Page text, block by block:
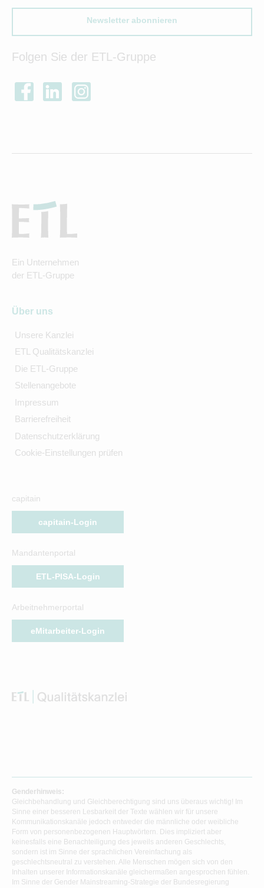
Newsletter abonnieren
Folgen Sie der ETL-Gruppe
Ein Unternehmen
der ETL-Gruppe
Über uns
Unsere Kanzlei
ETL Qualitätskanzlei
Die ETL-Gruppe
Stellenangebote
Impressum
Barrierefreiheit
Datenschutzerklärung
Cookie-Einstellungen prüfen
capitain
capitain-Login
Mandantenportal
ETL-PISA-Login
Arbeitnehmerportal
eMitarbeiter-Login
Genderhinweis:
Gleichbehandlung und Gleichberechtigung sind uns überaus wichtig! Im
Sinne einer besseren Lesbarkeit der Texte wählen wir für unsere
Kommunikationskanäle jedoch entweder die männliche oder weibliche
Form von personenbezogenen Hauptwörtern. Dies impliziert aber
keinesfalls eine Benachteiligung des jeweils anderen Geschlechts,
sondern ist im Sinne der sprachlichen Vereinfachung als
geschlechtsneutral zu verstehen. Alle Menschen mögen sich von den
Inhalten unserer Informationskanäle gleichermaßen angesprochen fühlen.
Im Sinne der Gender Mainstreaming-Strategie der Bundesregierung